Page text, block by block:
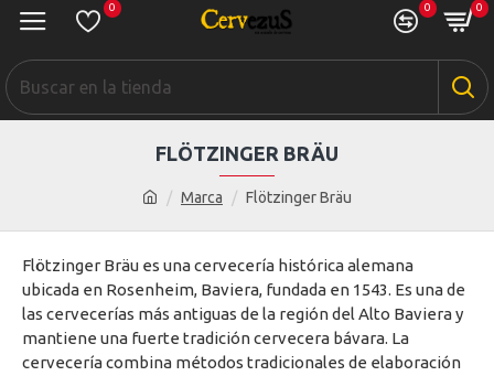
0 0 0
Marca Flötzinger Bräu
FLÖTZINGER BRÄU
Flötzinger Bräu es una cervecería histórica alemana
ubicada en Rosenheim, Baviera, fundada en 1543. Es una de
las cervecerías más antiguas de la región del Alto Baviera y
mantiene una fuerte tradición cervecera bávara. La
cervecería combina métodos tradicionales de elaboración